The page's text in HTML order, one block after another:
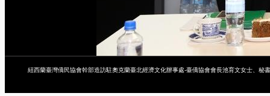
紐西蘭臺灣僑民協會幹部造訪駐奧克蘭臺北經濟文化辦事處-臺僑協會會長池育文女士、秘